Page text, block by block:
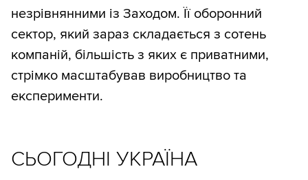
незрівнянними із Заходом. Її оборонний
сектор, який зараз складається з сотень
компаній, більшість з яких є приватними,
стрімко масштабував виробництво та
експерименти.
СЬОГОДНІ УКРАЇНА